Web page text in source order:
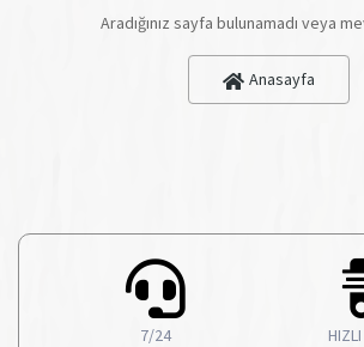
Aradığınız sayfa bulunamadı veya
Anasayfa
7/24